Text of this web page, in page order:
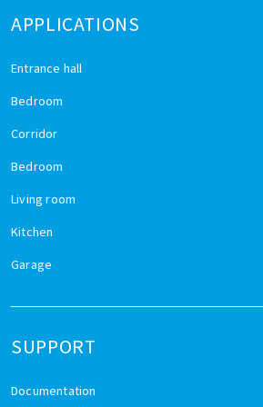
APPLICATIONS
Entrance hall
Bedroom
Corridor
Bedroom
Living room
Kitchen
Garage
SUPPORT
Documentation